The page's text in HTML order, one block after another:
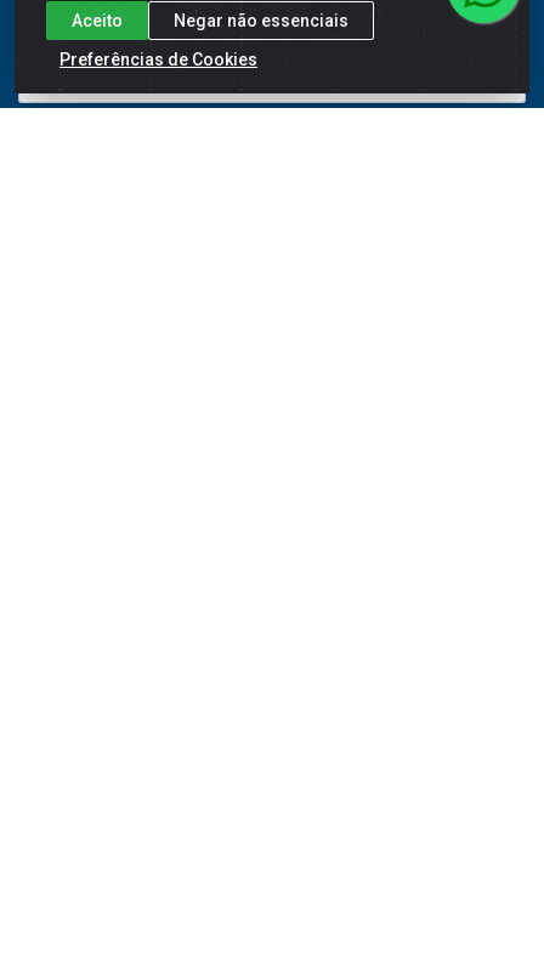
Aceito
Negar não essenciais
Preferências de Cookies
Cadastre-se para receber nossas ofertas!